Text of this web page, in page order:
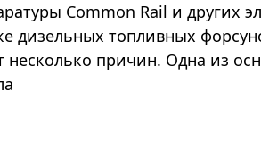
Common Rail и других
дизельных топливных
несколько причин. Одна из